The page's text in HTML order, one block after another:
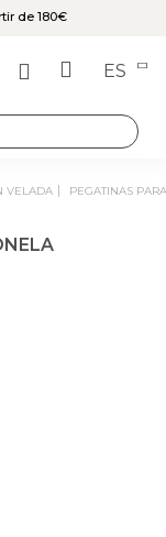
de 180€
ES
VELADA PEGATINAS